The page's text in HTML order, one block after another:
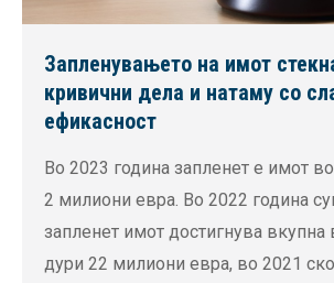
Запленувањето на имот
кривични дела и натаму со
ефикасност
Во 2023 година запленет е имот
2 милиони евра. Во 2022 година
запленет имот достигнува вкупна
дури 22 милиони евра, во 2021